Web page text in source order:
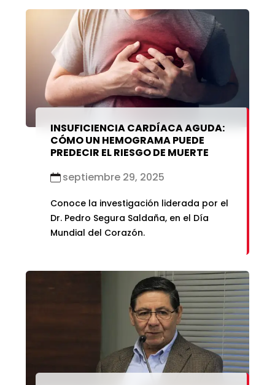
INSUFICIENCIA CARDÍACA AGUDA:
CÓMO UN HEMOGRAMA PUEDE
PREDECIR EL RIESGO DE MUERTE
septiembre 29, 2025
Conoce la investigación liderada por el
Dr. Pedro Segura Saldaña, en el Día
Mundial del Corazón.